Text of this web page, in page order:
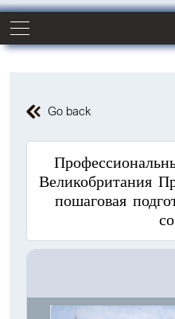
Go back
Великобритания
пошаговая